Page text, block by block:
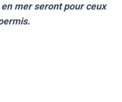
mer seront pour ceux